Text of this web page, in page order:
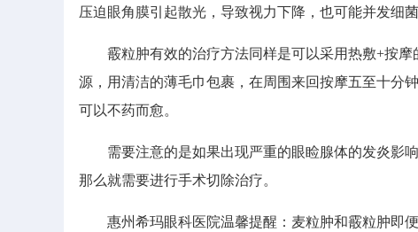
压迫眼角膜引起散光，导致视力下降，也可能并发细
霰粒肿有效的治疗方法同样是可以采用热敷+按摩
源，用清洁的薄毛巾包裹，在周围来回按摩五至十分
可以不药而愈。
需要注意的是如果出现严重的眼睑腺体的发炎影响
那么就需要进行手术切除治疗。
惠州希玛眼科医院温馨提醒：麦粒肿和霰粒肿即便